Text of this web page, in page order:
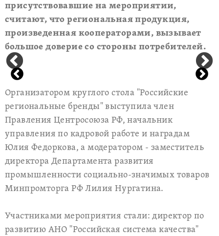
присутствовавшие на мероприятии,
считают, что региональная продукция,
произведенная кооператорами, вызывает
большое доверие со стороны потребителей.
Организатором круглого стола "Российские
региональные бренды" выступила член
Правления Центросоюза РФ, начальник
управления по кадровой работе и наградам
Юлия Федоркова, а модератором - заместитель
директора Департамента развития
промышленности социально-значимых товаров
Минпромторга РФ Лилия Нургатина.
Участниками мероприятия стали: директор по
развитию АНО "Российская система качества"